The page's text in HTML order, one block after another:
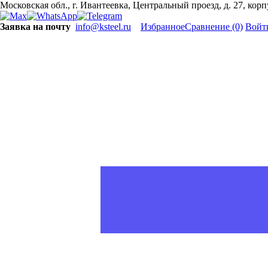
Московская обл., г. Ивантеевка, Центральный проезд, д. 27,
Заявка на почту info@ksteel.ru ИзбранноеСравнение (0)